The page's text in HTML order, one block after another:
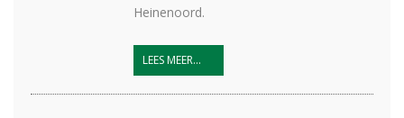
Heinenoord.
LEES MEER...